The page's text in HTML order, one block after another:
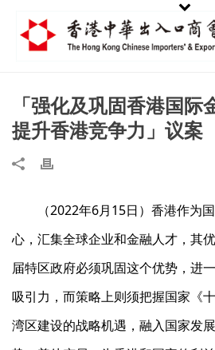
「强化及巩固香港国际
提升香港竞争力」议案
（2022年6月15日）香港作为
心，汇集全球企业和金融人才，其
届特区政府必须巩固这个优势，进
吸引力，而策略上则须把握国家《
湾区建设的战略机遇，融入国家发